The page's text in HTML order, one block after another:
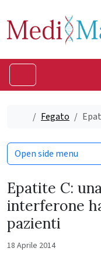
HomeFegato
Epatite C:
interferone
pazienti
18 Aprile 2014
Open side menu